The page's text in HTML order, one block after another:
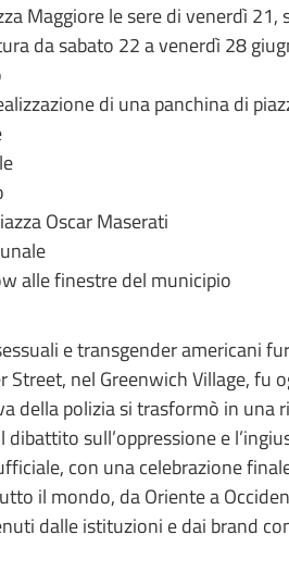
Maggiore le sere di venerdì
da sabato 22 a venerdì 28
di una panchina di
Oscar Maserati
alle finestre del municipio
e transgender americani
nel Greenwich Village, fu
della polizia si trasformò in
sull’oppressione e
con una celebrazione
il mondo, da Oriente a
dalle istituzioni e dai brand